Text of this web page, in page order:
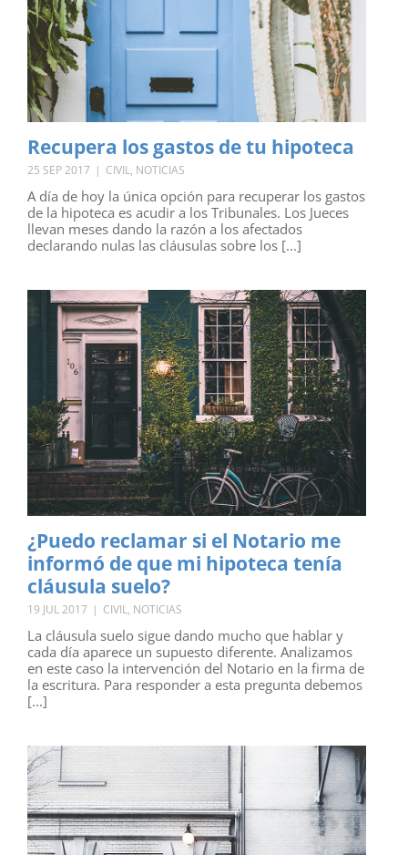
Recupera los gastos de tu hipoteca
25 SEP 2017 | CIVIL, NOTICIAS
A día de hoy la única opción para recuperar los gastos
de la hipoteca es acudir a los Tribunales. Los Jueces
llevan meses dando la razón a los afectados
declarando nulas las cláusulas sobre los [...]
¿Puedo reclamar si el Notario me
informó de que mi hipoteca tenía
cláusula suelo?
19 JUL 2017 | CIVIL, NOTICIAS
La cláusula suelo sigue dando mucho que hablar y
cada día aparece un supuesto diferente. Analizamos
en este caso la intervención del Notario en la firma de
la escritura. Para responder a esta pregunta debemos
[...]